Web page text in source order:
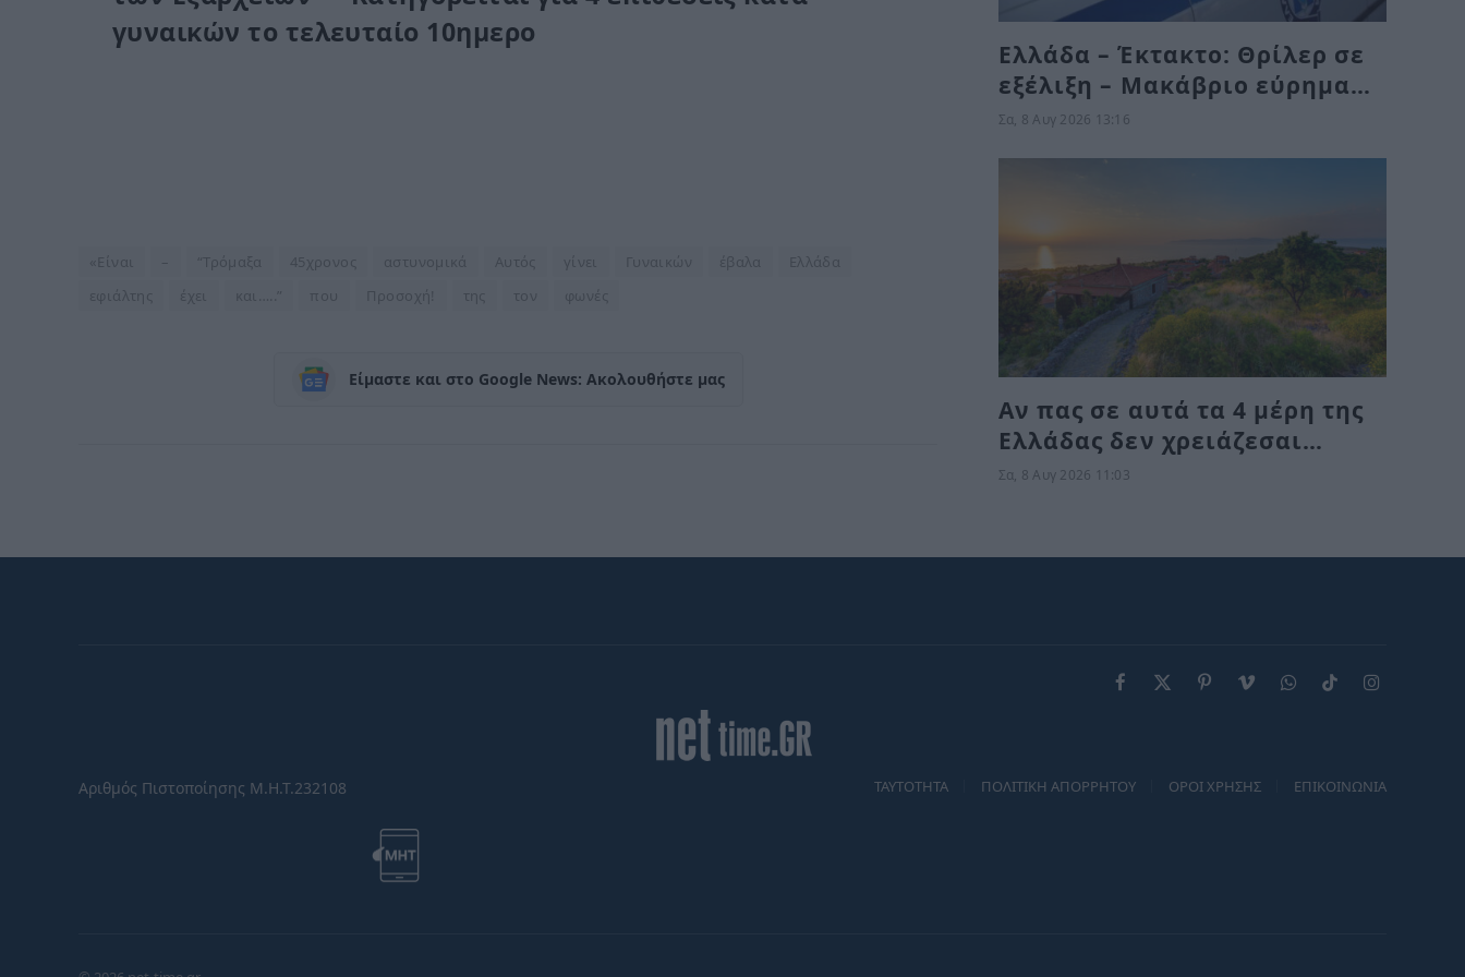
γυναικών το τελευταίο 10ημερο
“Τρόμαξα 45χρονος αστυνομικά Αυτός γίνει Γυναικών έβαλα
Ελλάδα
εφιάλτης
έχει που Προσοχή! της τον φωνές
Είμαστε και στο Google News: Ακολουθήστε μας
Ελλάδα – Έκτακτο: Θρίλερ σε
εξέλιξη – Μακάβριο εύρημα
κοντά σε εκκλησάκι –
Σα, 8 Αυγ 2026 13:16
Αν πας σε αυτά τα 4 μέρη της
Ελλάδας δεν χρειάζεσαι
κλιματιστικό ούτε τον
Σα, 8 Αυγ 2026 11:03
Facebook
X
PinterestVimeoWhatsAppTikTokInstagram
Αριθμός Πιστοποίησης Μ.Η.Τ.232108 TAYTOTHTA ΠΟΛΙΤΙΚΗ ΑΠΟΡΡΗΤΟΥ ΟΡΟΙ ΧΡΗΣΗΣ ΕΠΙΚΟΙΝΩΝΙΑ